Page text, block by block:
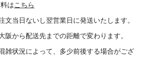
はこちら
文当日ないし翌営業日に発送いたします。
阪から配送先までの距離で変わります。
雑状況によって、多少前後する場合がござ